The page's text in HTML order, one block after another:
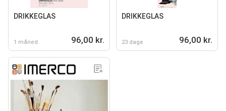
DRIKKEGLAS
1 måned 96,00 kr.
DRIKKEGLAS
23 dage 96,00 kr.